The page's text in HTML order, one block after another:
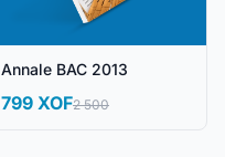
Annale BAC 2013
799 XOF2 500